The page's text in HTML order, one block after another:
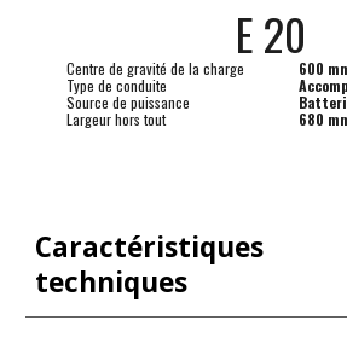
E 20
Centre de gravité de la charge
600
Type de conduite
Source de puissance
Largeur hors tout
680
Caractéristiques
techniques